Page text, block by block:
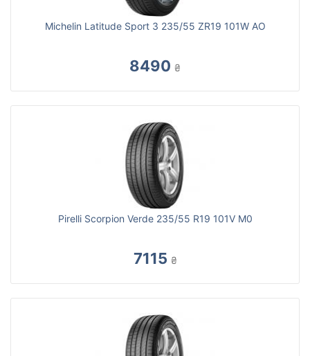
Michelin Latitude Sport 3 235/55 ZR19 101W AO
8490 ₴
Pirelli Scorpion Verde 235/55 R19 101V M0
7115 ₴